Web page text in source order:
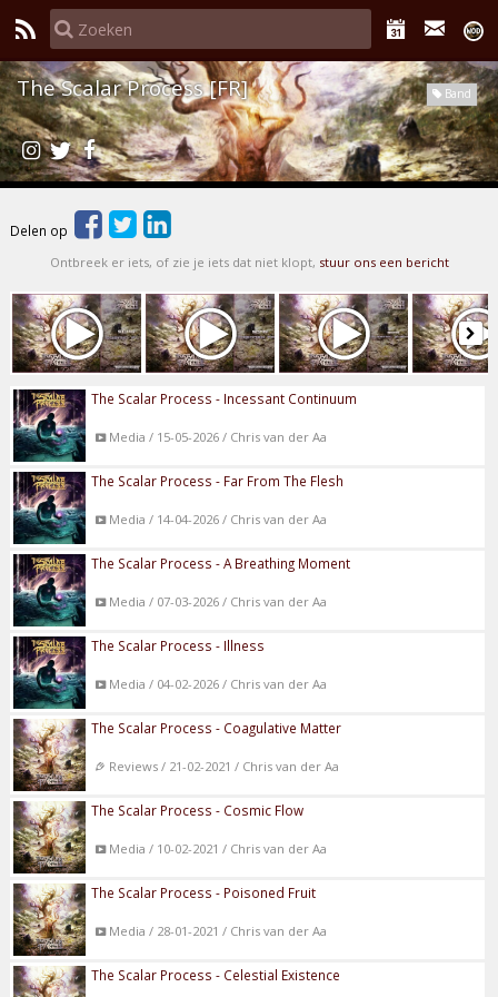
Band
The Scalar Process [FR]
Delen op
Ontbreek er iets, of zie je iets dat niet klopt, stuur ons een bericht
The Scalar Process - Incessant Continuum
Media / 15-05-2026 / Chris van der Aa
The Scalar Process - Far From The Flesh
Media / 14-04-2026 / Chris van der Aa
The Scalar Process - A Breathing Moment
Media / 07-03-2026 / Chris van der Aa
The Scalar Process - Illness
Media / 04-02-2026 / Chris van der Aa
The Scalar Process - Coagulative Matter
Reviews / 21-02-2021 / Chris van der Aa
The Scalar Process - Cosmic Flow
Media / 10-02-2021 / Chris van der Aa
The Scalar Process - Poisoned Fruit
Media / 28-01-2021 / Chris van der Aa
The Scalar Process - Celestial Existence